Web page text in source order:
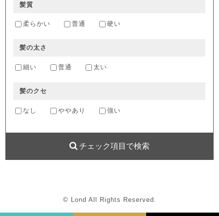
髪質
柔らかい 普通 硬い
髪の太さ
細い 普通 太い
髪のクセ
なし ややあり 強い
チェック項目で検索
© Lond All Rights Reserved.